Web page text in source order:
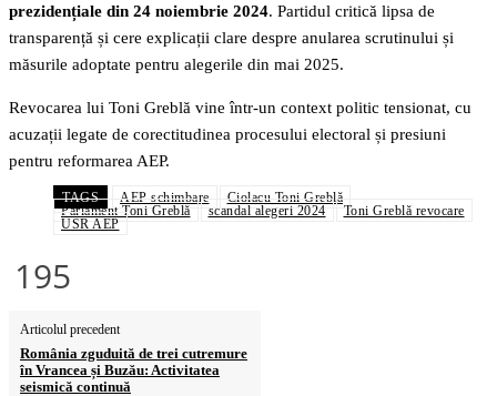
prezidențiale din 24 noiembrie 2024. Partidul critică lipsa de
transparență și cere explicații clare despre anularea scrutinului și
măsurile adoptate pentru alegerile din mai 2025.
Revocarea lui Toni Greblă vine într-un context politic tensionat, cu
acuzații legate de corectitudinea procesului electoral și presiuni
pentru reformarea AEP.
TAGS AEP schimbare
Ciolacu Toni Greblă
Parlament Toni Greblă
scandal alegeri 2024
Toni Greblă revocare
USR AEP
195
Articolul precedent
România zguduită de trei cutremure
în Vrancea și Buzău: Activitatea
seismică continuă